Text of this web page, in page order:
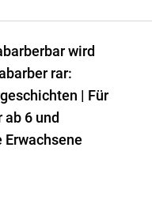
wird
rar:
| Für
6 und